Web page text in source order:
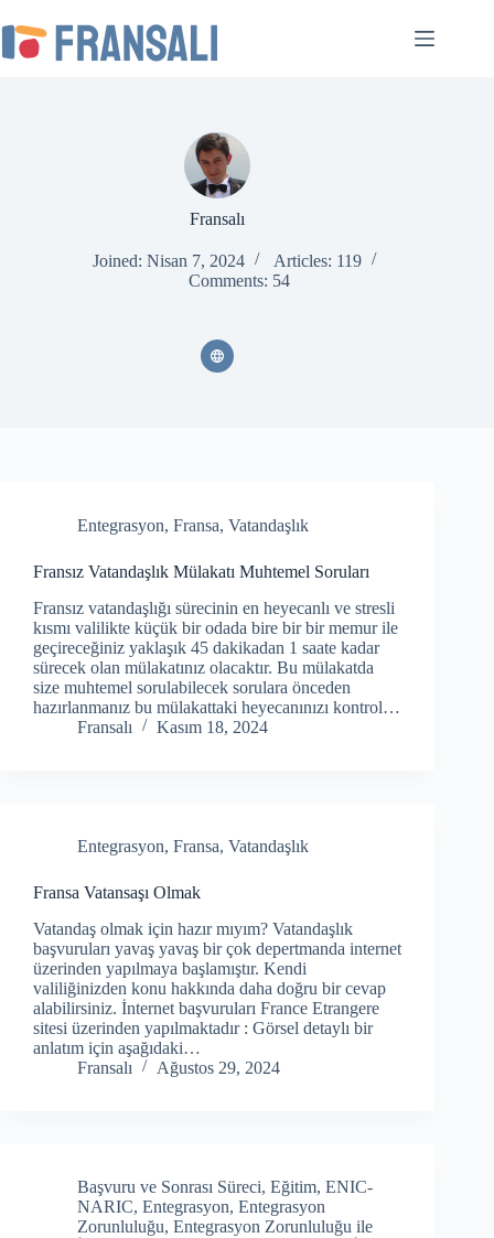
to
content
Fransalı
Joined: Nisan 7, 2024
Articles: 119
Comments: 54
Entegrasyon, Fransa, Vatandaşlık
Fransız Vatandaşlık Mülakatı Muhtemel Soruları
Fransız vatandaşlığı sürecinin en heyecanlı ve stresli
kısmı valilikte küçük bir odada bire bir bir memur ile
geçireceğiniz yaklaşık 45 dakikadan 1 saate kadar
sürecek olan mülakatınız olacaktır. Bu mülakatda
size muhtemel sorulabilecek sorulara önceden
hazırlanmanız bu mülakattaki heyecanınızı kontrol…
Fransalı
Kasım 18, 2024
Entegrasyon, Fransa, Vatandaşlık
Fransa Vatansaşı Olmak
Vatandaş olmak için hazır mıyım? Vatandaşlık
başvuruları yavaş yavaş bir çok depertmanda internet
üzerinden yapılmaya başlamıştır. Kendi
valiliğinizden konu hakkında daha doğru bir cevap
alabilirsiniz. İnternet başvuruları France Etrangere
sitesi üzerinden yapılmaktadır : Görsel detaylı bir
anlatım için aşağıdaki…
Fransalı
Ağustos 29, 2024
Başvuru ve Sonrası Süreci, Eğitim, ENIC-
NARIC, Entegrasyon, Entegrasyon
Zorunluluğu, Entegrasyon Zorunluluğu ile